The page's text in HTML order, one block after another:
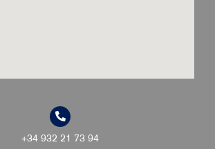
+34 932 21 73 94